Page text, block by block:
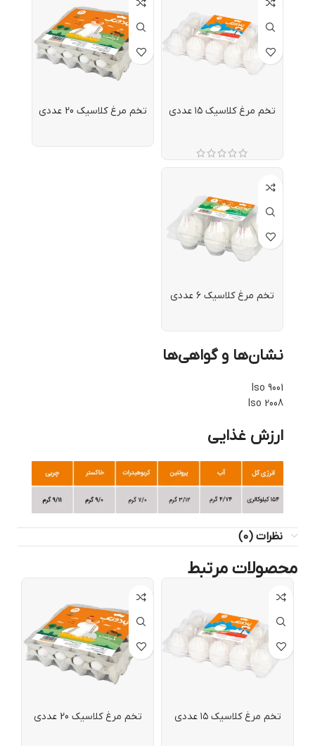
تخم مرغ کلاسیک ۱۵ عددی تخم مرغ کلاسیک 20 عددی
تخم مرغ کلاسیک ۶ عددی
نشان‌ها و گواهی‌ها
Iso 9001
Iso 2008
ارزش غذایی
نظرات (0)
محصولات مرتبط
تخم مرغ کلاسیک ۱۵ عددی تخم مرغ کلاسیک 20 عددی